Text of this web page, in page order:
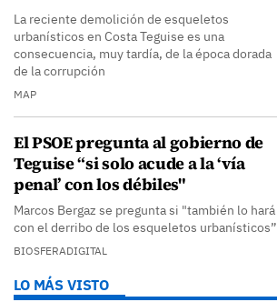
La reciente demolición de esqueletos
urbanísticos en Costa Teguise es una
consecuencia, muy tardía, de la época dorada
de la corrupción
MAP
El PSOE pregunta al gobierno de
Teguise “si solo acude a la ‘vía
penal’ con los débiles"
Marcos Bergaz se pregunta si "también lo hará
con el derribo de los esqueletos urbanísticos”
BIOSFERADIGITAL
LO MÁS VISTO